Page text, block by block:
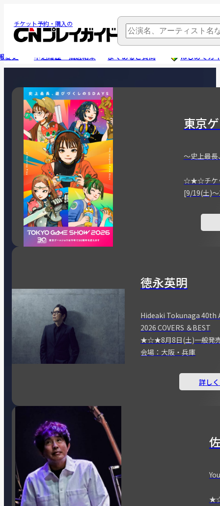
チケット予約・購入の
変更 申込履歴・抽選結果 よくあるご質問 はじめてガ
東京
～史上最長
☆★☆チケ
[9/19(土)
徳永英明
Hideaki Tokunaga 40th
2026 COVERS ＆BEST
★☆★8月8日(土)一般
会場：大阪・兵庫
詳し